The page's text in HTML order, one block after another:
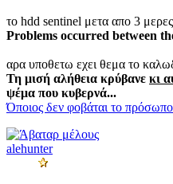
το hdd sentinel μετα απο 3
Problems occurred between
αρα υποθετω εχει θεμα το
Τη μισή αλήθεια κρύβανε κι
ψέμα που κυβερνά...
Όποιος δεν φοβάται το πρόσωπο
alehunter